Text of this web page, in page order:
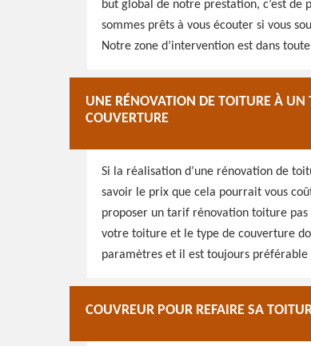
but global de notre prestation, c’est
sommes prêts à vous écouter si vous
Notre zone d’intervention est dans
UNE RÉNOVATION DE TOITURE À UN
COUVERTURE
Si la réalisation d’une rénovation de
savoir le prix que cela pourrait vous
proposer un tarif rénovation toiture
votre toiture et le type de couverture
paramètres et il est toujours préférable
COUVREUR POUR REFAIRE SA